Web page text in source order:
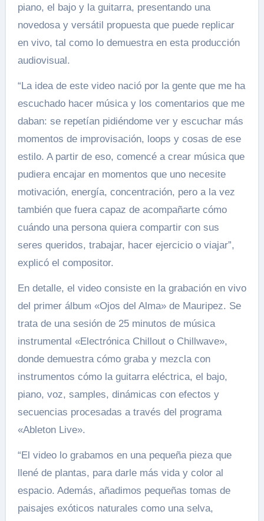
piano, el bajo y la guitarra, presentando una
novedosa y versátil propuesta que puede replicar
en vivo, tal como lo demuestra en esta producción
audiovisual.
“La idea de este video nació por la gente que me ha
escuchado hacer música y los comentarios que me
daban: se repetían pidiéndome ver y escuchar más
momentos de improvisación, loops y cosas de ese
estilo. A partir de eso, comencé a crear música que
pudiera encajar en momentos que uno necesite
motivación, energía, concentración, pero a la vez
también que fuera capaz de acompañarte cómo
cuándo una persona quiera compartir con sus
seres queridos, trabajar, hacer ejercicio o viajar”,
explicó el compositor.
En detalle, el video consiste en la grabación en vivo
del primer álbum «Ojos del Alma» de Mauripez. Se
trata de una sesión de 25 minutos de música
instrumental «Electrónica Chillout o Chillwave»,
donde demuestra cómo graba y mezcla con
instrumentos cómo la guitarra eléctrica, el bajo,
piano, voz, samples, dinámicas con efectos y
secuencias procesadas a través del programa
«Ableton Live».
“El video lo grabamos en una pequeña pieza que
llené de plantas, para darle más vida y color al
espacio. Además, añadimos pequeñas tomas de
paisajes exóticos naturales como una selva,